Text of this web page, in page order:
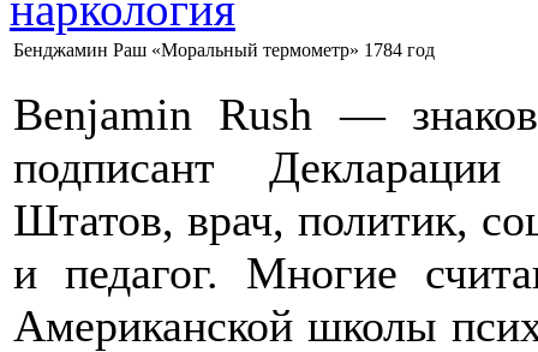
Бенджамин Раш «Моральный термометр» 1784 год
Benjamin Rush —
подписант
Штатов, врач, политик,
и педагог. Многие
Американской школы